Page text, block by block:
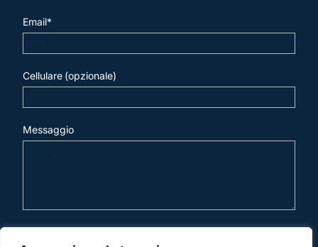
Email*
Cellulare (opzionale)
Messaggio
invia mail